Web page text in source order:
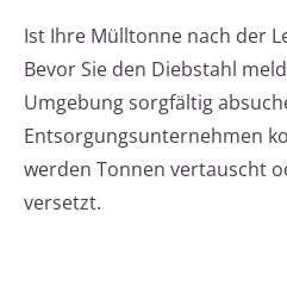
Ist Ihre Mülltonne nach der
Bevor Sie den Diebstahl
Umgebung sorgfältig
Entsorgungsunternehmen
werden Tonnen vertauscht
versetzt.